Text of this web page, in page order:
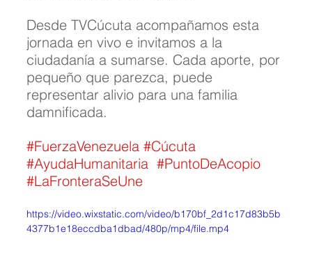
Desde TVCúcuta acompañamos esta
jornada en vivo e invitamos a la
ciudadanía a sumarse. Cada aporte, por
pequeño que parezca, puede
representar alivio para una familia
damnificada.
#FuerzaVenezuela #Cúcuta
#AyudaHumanitaria #PuntoDeAcopio
#LaFronteraSeUne
https://video.wixstatic.com/video/b170bf_2d1c17d83b5b
4377b1e18eccdba1dbad/480p/mp4/file.mp4